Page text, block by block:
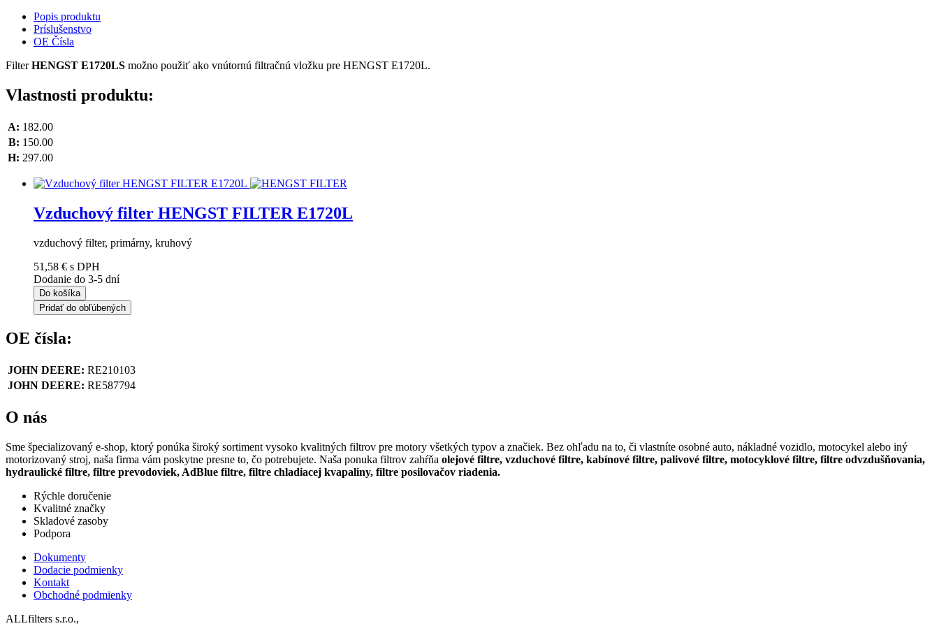
Popis produktu
Príslušenstvo
OE Čísla
FilterHENGST E1720LS možno použiť ako vnútornú filtračnú vložku pre HENGST E1720L.
Vlastnosti produktu:
A: 182.00
B: 150.00
H: 297.00
Vzduchový filter HENGST FILTER E1720L
vzduchový filter, primárny, kruhový
51,58 € s DPH
Dodanie do 3-5 dní
Do košíka
Pridať do obľúbených
OE čísla:
JOHN DEERE: RE210103
JOHN DEERE: RE587794
O nás
Sme špecializovaný e-shop, ktorý ponúka široký sortiment vysoko kvalitných filtrov pre motory všetkých typov a značiek. Bez ohľadu na to, či vlastníte osobné auto, nákladné vozidlo, motocykel alebo iný
motorizovaný stroj, naša firma vám poskytne presne to, čo potrebujete. Naša ponuka filtrov zahŕňa olejové filtre, vzduchové filtre, kabínové filtre, palivové filtre, motocyklové filtre, filtre odvzdušňovania,
hydraulické filtre, filtre prevodoviek, AdBlue filtre, filtre chladiacej kvapaliny, filtre posilovačov riadenia.
Rýchle doručenie
Kvalitné značky
Skladové zasoby
Podpora
Dokumenty
Dodacie podmienky
Kontakt
Obchodné podmienky
ALLfilters s.r.o.,